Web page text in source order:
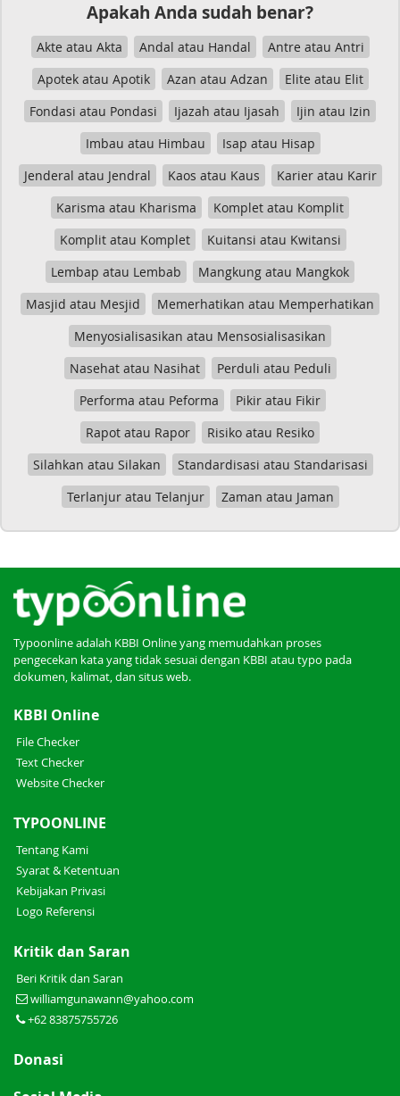
Apakah Anda sudah benar?
Akte atau Akta Andal atau Handal
Antre atau Antri
Apotek atau Apotik
Azan atau Adzan
Elite atau Elit
Fondasi atau Pondasi
Ijazah atau Ijasah
Ijin atau Izin
Imbau atau Himbau
Isap atau Hisap
Jenderal atau Jendral
Kaos atau Kaus
Karier atau Karir
Karisma atau Kharisma
Komplet atau Komplit
Komplit atau Komplet
Kuitansi atau Kwitansi
Lembap atau Lembab
Mangkung atau Mangkok
Masjid atau Mesjid
Memerhatikan atau Memperhatikan
Menyosialisasikan atau Mensosialisasikan
Nasehat atau Nasihat
Perduli atau Peduli
Performa atau Peforma
Pikir atau Fikir
Rapot atau Rapor
Risiko atau Resiko
Silahkan atau Silakan
Standardisasi atau Standarisasi
Terlanjur atau Telanjur
Zaman atau Jaman
Typoonline adalah KBBI Online yang memudahkan proses
pengecekan kata yang tidak sesuai dengan KBBI atau typo pada
dokumen, kalimat, dan situs web.
KBBI Online
File Checker
Text Checker
Website Checker
TYPOONLINE
Tentang Kami
Syarat & Ketentuan
Kebijakan Privasi
Logo Referensi
Kritik dan Saran
Beri Kritik dan Saran
williamgunawann@yahoo.com
+62 83875755726
Donasi